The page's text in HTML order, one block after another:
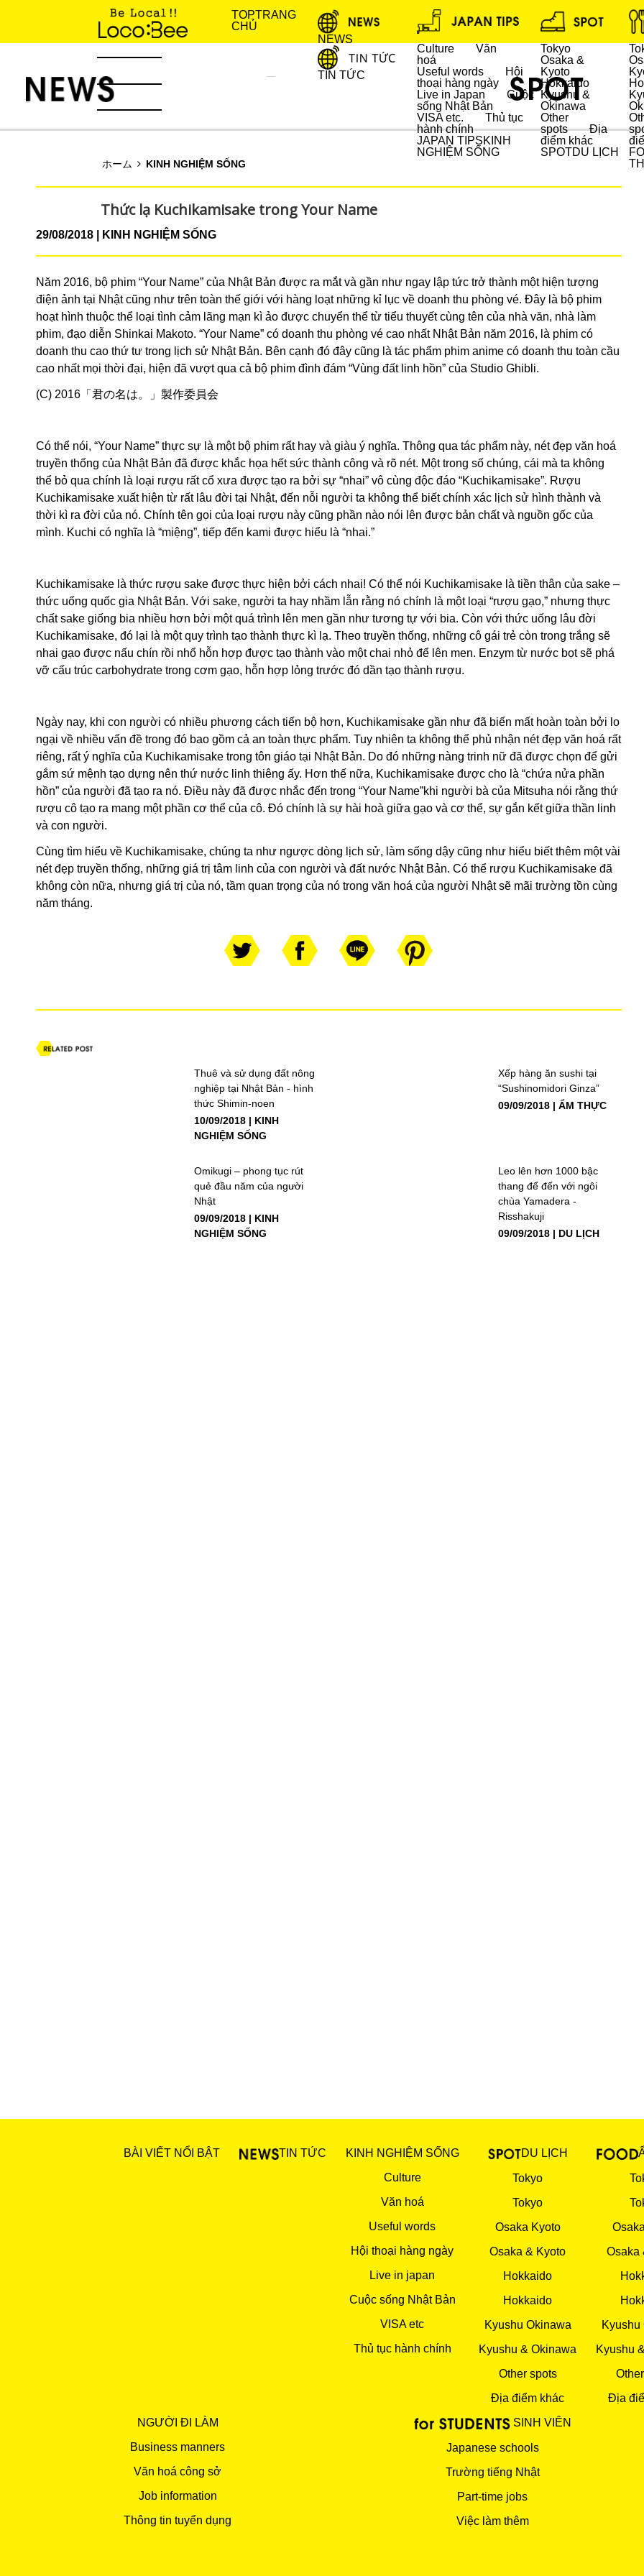
TOPTRANG
CHỦ
NEWS
TIN TỨC
Culture
Văn
hoá
Useful words
Hội
thoại hàng ngày
Live in Japan
Cuộc
sống Nhật Bản
VISA etc.
Thủ tục
hành chính
JAPAN TIPSKINH
NGHIỆM SỐNG
Tokyo
Osaka &
Kyoto
Hokkaido
Kyushu &
Okinawa
Other
spots
Địa
điểm khác
SPOTDU LỊCH
ホーム KINH NGHIỆM SỐNG
Thức lạ Kuchikamisake trong Your Name
29/08/2018 KINH NGHIỆM SỐNG
Năm 2016, bộ phim “Your Name” của Nhật Bản được ra mắt và gần như ngay lập tức trở thành một hiện tượng
điện ảnh tại Nhật cũng như trên toàn thế giới với hàng loạt những kỉ lục về doanh thu phòng vé. Đây là bộ phim
hoạt hình thuộc thể loại tình cảm lãng mạn kì ảo được chuyển thể từ tiểu thuyết cùng tên của nhà văn, nhà làm
phim, đạo diễn Shinkai Makoto. “Your Name” có doanh thu phòng vé cao nhất Nhật Bản năm 2016, là phim có
doanh thu cao thứ tư trong lịch sử Nhật Bản. Bên cạnh đó đây cũng là tác phẩm phim anime có doanh thu toàn cầu
cao nhất mọi thời đại, hiện đã vượt qua cả bộ phim đình đám “Vùng đất linh hồn” của Studio Ghibli.
(C) 2016「君の名は。」製作委員会
Có thể nói, “Your Name” thực sự là một bộ phim rất hay và giàu ý nghĩa. Thông qua tác phẩm này, nét đẹp văn hoá
truyền thống của Nhật Bản đã được khắc họa hết sức thành công và rõ nét. Một trong số chúng, cái mà ta không
thể bỏ qua chính là loại rượu rất cổ xưa được tạo ra bởi sự “nhai” vô cùng độc đáo “Kuchikamisake”. Rượu
Kuchikamisake xuất hiện từ rất lâu đời tại Nhật, đến nỗi người ta không thể biết chính xác lịch sử hình thành và
thời kì ra đời của nó. Chính tên gọi của loại rượu này cũng phần nào nói lên được bản chất và nguồn gốc của
mình. Kuchi có nghĩa là “miệng”, tiếp đến kami được hiểu là “nhai.”
Kuchikamisake là thức rượu sake được thực hiện bởi cách nhai! Có thể nói Kuchikamisake là tiền thân của sake –
thức uống quốc gia Nhật Bản. Với sake, người ta hay nhầm lẫn rằng nó chính là một loại “rượu gạo,” nhưng thực
chất sake giống bia nhiều hơn bởi một quá trình lên men gần như tương tự với bia. Còn với thức uống lâu đời
Kuchikamisake, đó lại là một quy trình tạo thành thực kì lạ. Theo truyền thống, những cô gái trẻ còn trong trắng sẽ
nhai gạo được nấu chín rồi nhổ hỗn hợp được tạo thành vào một chai nhỏ để lên men. Enzym từ nước bọt sẽ phá
vỡ cấu trúc carbohydrate trong cơm gạo, hỗn hợp lỏng trước đó dần tạo thành rượu.
Ngày nay, khi con người có nhiều phương cách tiến bộ hơn, Kuchikamisake gần như đã biến mất hoàn toàn bởi lo
ngại về nhiều vấn đề trong đó bao gồm cả an toàn thực phẩm. Tuy nhiên ta không thể phủ nhận nét đẹp văn hoá rất
riêng, rất ý nghĩa của Kuchikamisake trong tôn giáo tại Nhật Bản. Do đó những nàng trinh nữ đã được chọn để gửi
gắm sứ mệnh tạo dựng nên thứ nước linh thiêng ấy. Hơn thế nữa, Kuchikamisake được cho là “chứa nửa phần
hồn” của người đã tạo ra nó. Điều này đã được nhắc đến trong “Your Name”khi người bà của Mitsuha nói rằng thứ
rượu cô tạo ra mang một phần cơ thể của cô. Đó chính là sự hài hoà giữa gạo và cơ thể, sự gắn kết giữa thần linh
và con người.
Cùng tìm hiểu về Kuchikamisake, chúng ta như ngược dòng lịch sử, làm sống dậy cũng như hiểu biết thêm một vài
nét đẹp truyền thống, những giá trị tâm linh của con người và đất nước Nhật Bản. Có thể rượu Kuchikamisake đã
không còn nữa, nhưng giá trị của nó, tầm quan trọng của nó trong văn hoá của người Nhật sẽ mãi trường tồn cùng
năm tháng.
Thuê và sử dụng đất nông
nghiệp tại Nhật Bản - hình
thức Shimin-noen
10/09/2018
KINH
NGHIỆM SỐNG
Xếp hàng ăn sushi tại
“Sushinomidori Ginza”
09/09/2018
ẨM THỰC
Omikugi – phong tục rút
quẻ đầu năm của người
Nhật
09/09/2018
KINH
NGHIỆM SỐNG
Leo lên hơn 1000 bậc
thang để đến với ngôi
chùa Yamadera -
Risshakuji
09/09/2018
DU LỊCH
BÀI VIẾT NỔI BẬT TIN TỨC
KINH NGHIỆM SỐNG
Culture
Văn hoá
Useful words
Hội thoại hàng ngày
Live in japan
Cuộc sống Nhật Bản
VISA etc
Thủ tục hành chính
DU LỊCH
Tokyo
Tokyo
Osaka Kyoto
Osaka & Kyoto
Hokkaido
Hokkaido
Kyushu Okinawa
Kyushu & Okinawa
Other spots
Địa điểm khác
Osaka
Kyushu
Kyushu
Địa
NGƯỜI ĐI LÀM
Business manners
Văn hoá công sở
Job information
Thông tin tuyển dụng
SINH VIÊN
Japanese schools
Trường tiếng Nhật
Part-time jobs
Việc làm thêm